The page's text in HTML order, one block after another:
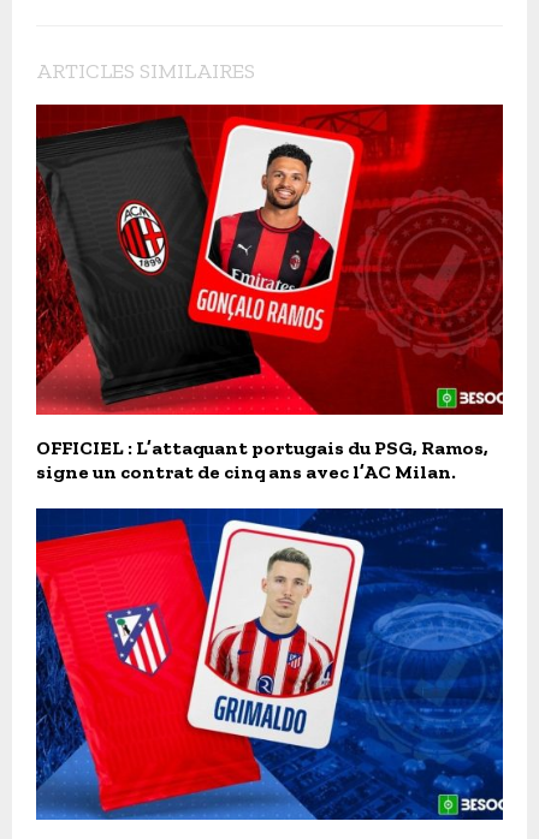
ARTICLES SIMILAIRES
OFFICIEL : L’attaquant portugais du PSG, Ramos,
signe un contrat de cinq ans avec l’AC Milan.